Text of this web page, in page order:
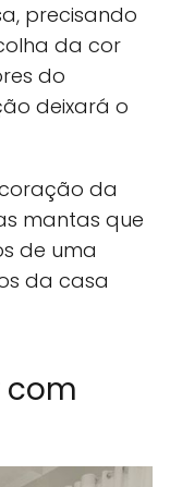
precisando
da cor
do
deixará o
da
mantas que
de uma
da casa
com